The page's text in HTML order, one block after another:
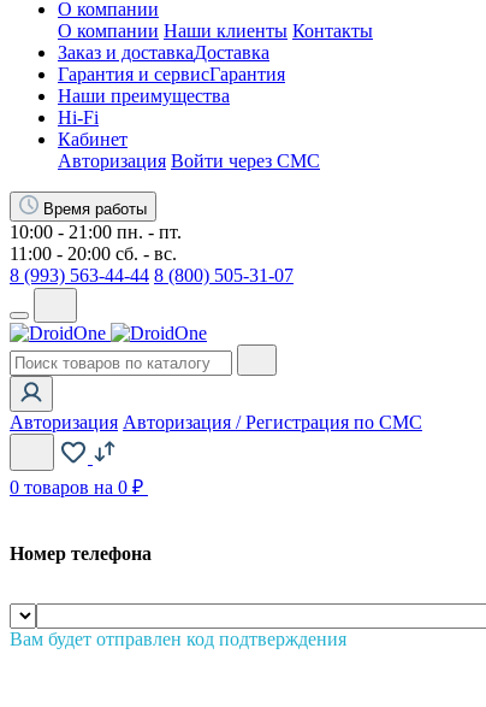
О компании
О компании Наши клиенты Контакты
Заказ и доставкаДоставка
Гарантия и сервисГарантия
Наши преимущества
Hi-Fi
Кабинет
Авторизация Войти через СМС
Время работы
10:00 - 21:00 пн. - пт.
11:00 - 20:00 сб. - вс.
8 (993) 563-44-44 8 (800) 505-31-07
Авторизация Авторизация / Регистрация по СМС
0 товаров на 0 ₽
Номер телефона
Вам будет отправлен код подтверждения